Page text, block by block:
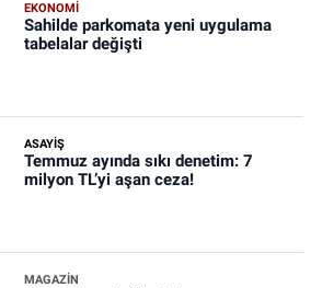
EKONOMİ
Sahilde parkomata yeni uygulama
tabelalar değişti
ASAYİŞ
Temmuz ayında sıkı denetim: 7
milyon TL’yi aşan ceza!
MAGAZİN